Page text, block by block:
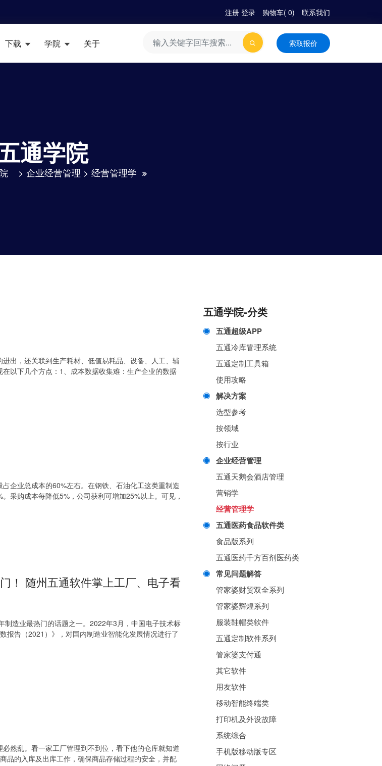
注册| 登录 购物车( 0) 联系我们
下载 学院 关于 索取报价
通学院
> 企业经营管理 > 经营管理学
出，还关联到生产耗材、低值易耗品、设备、人工、辅
以下几个方点：1、成本数据收集难：生产企业的数据
企业总成本的60%左右。在钢铁、石油化工这类重制造
采购成本每降低5%，公司获利可增加25%以上。可见，
！ 随州五通软件掌上工厂、电子看
制造业最热门的话题之一。2022年3月，中国电子技术标
报告（2021）》，对国内制造业智能化发展情况进行了
然乱。看一家工厂管理到不到位，看下他的仓库就知道
品的入库及出库工作，确保商品存储过程的安全，并配
五通学院-分类
五通超级APP
五通冷库管理系统
五通定制工具箱
使用攻略
解决方案
选型参考
按领域
按行业
企业经营管理
五通天鹅会酒店管理
营销学
经营管理学
五通医药食品软件类
食品版系列
五通医药千方百剂医药类
常见问题解答
管家婆财贸双全系列
管家婆辉煌系列
服装鞋帽类软件
五通定制软件系列
管家婆支付通
其它软件
用友软件
移动智能终端类
打印机及外设故障
系统综合
手机版移动版专区